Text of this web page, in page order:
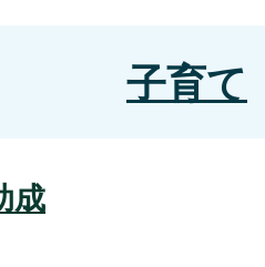
子育て
成